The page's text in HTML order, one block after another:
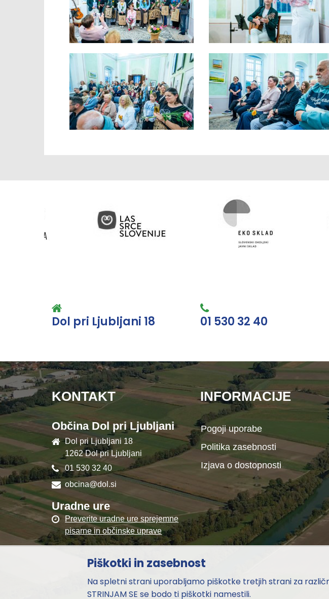
Dol pri Ljubljani 18 01 530 32 40
KONTAKT
Občina Dol pri Ljubljani
Dol pri Ljubljani 18
1262 Dol pri Ljubljani
01 530 32 40
obcina@dol.si
Uradne ure
Preverite uradne ure sprejemne
pisarne in občinske uprave
INFORMACIJE
Pogoji uporabe
Politika zasebnosti
Izjava o dostopnosti
Piškotki in zasebnost
Na spletni strani uporabljamo piškotke tretjih strani za
STRINJAM SE se bodo ti piškotki namestili.